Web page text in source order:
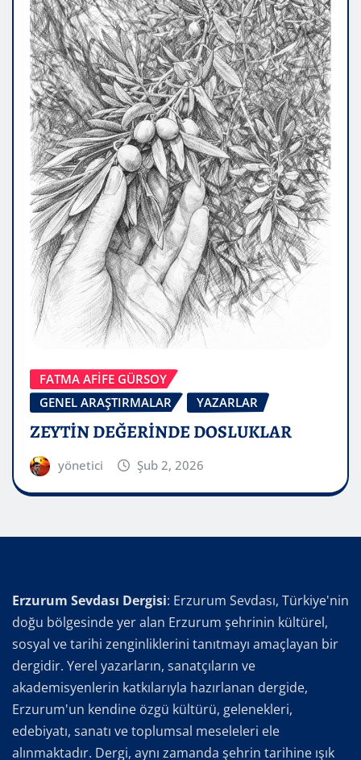
FATMA AFİFE GÜRSOY
GENEL ARAŞTIRMALAR
YAZARLAR
ZEYTİN DEĞERİNDE DOSLUKLAR
yönetici Şub 2, 2026
Erzurum Sevdası Dergisi: Erzurum Sevdası, Türkiye'nin
doğu bölgesinde yer alan Erzurum şehrinin kültürel,
sosyal ve tarihi zenginliklerini tanıtmayı amaçlayan bir
dergidir. Yerel yazarların, sanatçıların ve
akademisyenlerin katkılarıyla hazırlanan dergide,
Erzurum'un kendine özgü kültürü, gelenekleri,
edebiyatı, sanatı ve toplumsal meseleleri ele
alınmaktadır. Dergi, aynı zamanda şehrin tarihine ışık